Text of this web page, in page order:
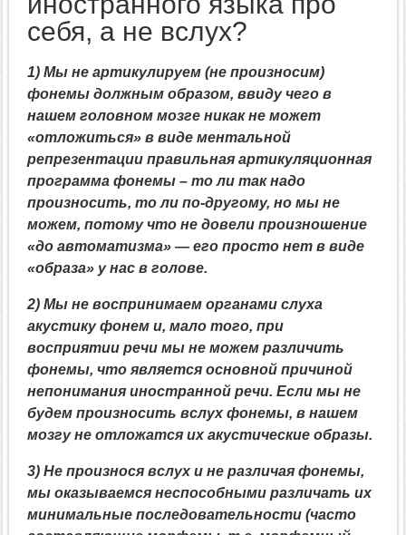
себя, а не вслух?
1) Мы не артикулируем (не произносим)
фонемы должным образом, ввиду чего в
нашем головном мозге никак не может
«отложиться» в виде ментальной
репрезентации правильная артикуляционная
программа фонемы – то ли так надо
произносить, то ли по-другому, но мы не
можем, потому что не довели произношение
«до автоматизма» — его просто нет в виде
«образа» у нас в голове.
2) Мы не воспринимаем органами слуха
акустику фонем и, мало того, при
восприятии речи мы не можем различить
фонемы, что является основной причиной
непонимания иностранной речи. Если мы не
будем произносить вслух фонемы, в нашем
мозгу не отложатся их акустические образы.
3) Не произнося вслух и не различая фонемы,
мы оказываемся неспособными различать их
минимальные последовательности (часто